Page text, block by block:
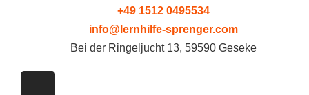
+49 1512 0495534
info@lernhilfe-sprenger.com
Bei der Ringeljucht 13, 59590 Geseke